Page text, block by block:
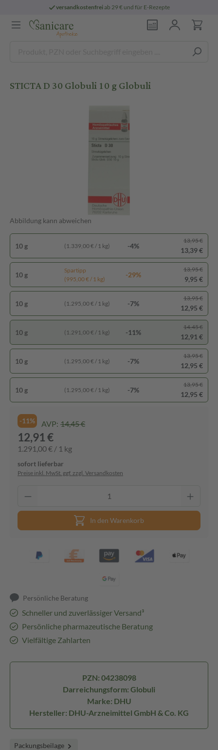
versandkostenfreiab 29 € und für E-Rezepte
STICTA D 30 Globuli 10 g Globuli
Abbildung kann abweichen
10 g (1.339,00 € / 1 kg) -4%
13,95 €
13,39 €
10 g
Spartipp
(995,00 € / 1 kg)
-29%
13,95 €
9,95 €
10 g (1.295,00 € / 1 kg) -7%
13,95 €
12,95 €
10 g (1.291,00 € / 1 kg) -11%
14,45 €
12,91 €
10 g (1.295,00 € / 1 kg) -7%
13,95 €
12,95 €
10 g (1.295,00 € / 1 kg) -7%
13,95 €
12,95 €
-11% AVP: 14,45 €
12,91 €
1.291,00 € / 1 kg
sofort lieferbar
Preise inkl. MwSt. ggf. zzgl. Versandkosten
In den Warenkorb
Persönliche Beratung
Schneller und zuverlässiger Versand³
Persönliche pharmazeutische Beratung
Vielfältige Zahlarten
PZN: 04238098
Darreichungsform: Globuli
Marke: DHU
Hersteller: DHU-Arzneimittel GmbH & Co. KG
Packungsbeilage